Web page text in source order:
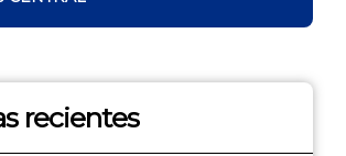
recientes